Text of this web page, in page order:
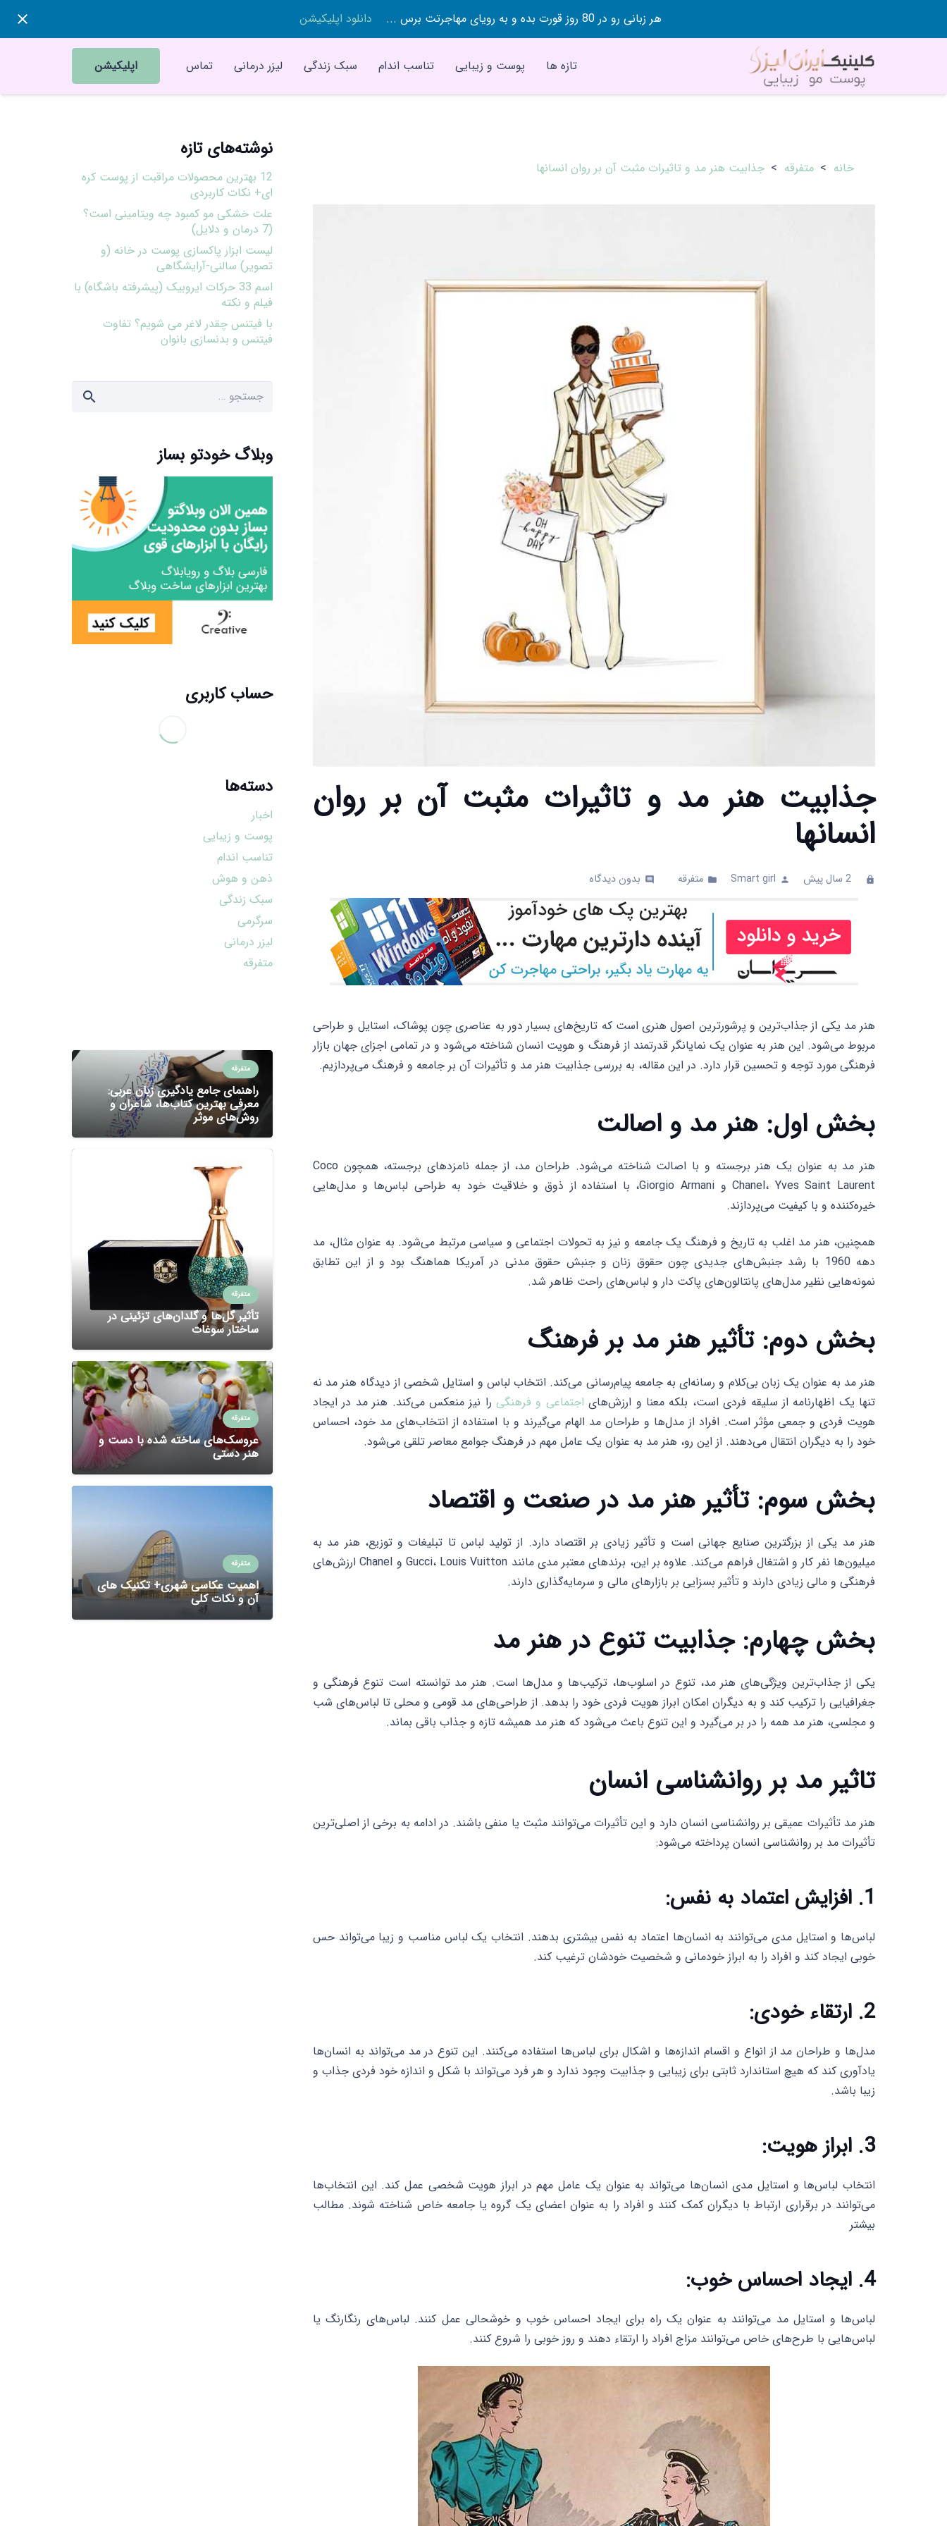
هر زبانی رو در 80 روز قورت بده و به رویای مهاجرتت برس ... دانلود اپلیکیشن
تازه ها پوست و زیبایی تناسب اندام سبک زندگی لیزر درمانی تماس اپلیکیشن
خانه > متفرقه > جذابیت هنر مد و تاثیرات مثبت آن بر روان انسانها
جذابیت هنر مد و تاثیرات مثبت آن بر روان
انسانها
clock 2 سال پیش person
Smart girl
folder متفرقه comments بدون دیدگاه
هنر مد یکی از جذاب‌ترین و پرشورترین اصول هنری است که تاریخ‌های بسیار دور به عناصری چون پوشاک، استایل و طراحی
مربوط می‌شود. این هنر به عنوان یک نمایانگر قدرتمند از فرهنگ و هویت انسان شناخته می‌شود و در تمامی اجزای جهان بازار
فرهنگی مورد توجه و تحسین قرار دارد. در این مقاله، به بررسی جذابیت هنر مد و تأثیرات آن بر جامعه و فرهنگ می‌پردازیم.
بخش اول: هنر مد و اصالت
هنر مد به عنوان یک هنر برجسته و با اصالت شناخته می‌شود. طراحان مد، از جمله نامزدهای برجسته، همچون Coco
Chanel، Yves Saint Laurent و Giorgio Armani، با استفاده از ذوق و خلاقیت خود به طراحی لباس‌ها و مدل‌هایی
خیره‌کننده و با کیفیت می‌پردازند.
همچنین، هنر مد اغلب به تاریخ و فرهنگ یک جامعه و نیز به تحولات اجتماعی و سیاسی مرتبط می‌شود. به عنوان مثال، مد
دهه 1960 با رشد جنبش‌های جدیدی چون حقوق زنان و جنبش حقوق مدنی در آمریکا هماهنگ بود و از این تطابق
نمونه‌هایی نظیر مدل‌های پانتالون‌های پاکت دار و لباس‌های راحت ظاهر شد.
بخش دوم: تأثیر هنر مد بر فرهنگ
هنر مد به عنوان یک زبان بی‌کلام و رسانه‌ای به جامعه پیام‌رسانی می‌کند. انتخاب لباس و استایل شخصی از دیدگاه هنر مد نه
تنها یک اظهارنامه از سلیقه فردی است، بلکه معنا و ارزش‌هایاجتماعی و فرهنگیرا نیز منعکس می‌کند. هنر مد در ایجاد
هویت فردی و جمعی مؤثر است. افراد از مدل‌ها و طراحان مد الهام می‌گیرند و با استفاده از انتخاب‌های مد خود، احساس
خود را به دیگران انتقال می‌دهند. از این رو، هنر مد به عنوان یک عامل مهم در فرهنگ جوامع معاصر تلقی می‌شود.
بخش سوم: تأثیر هنر مد در صنعت و اقتصاد
هنر مد یکی از بزرگترین صنایع جهانی است و تأثیر زیادی بر اقتصاد دارد. از تولید لباس تا تبلیغات و توزیع، هنر مد به
میلیون‌ها نفر کار و اشتغال فراهم می‌کند. علاوه بر این، برندهای معتبر مدی مانند Gucci، Louis Vuitton و Chanel ارزش‌های
فرهنگی و مالی زیادی دارند و تأثیر بسزایی بر بازارهای مالی و سرمایه‌گذاری دارند.
بخش چهارم: جذابیت تنوع در هنر مد
یکی از جذاب‌ترین ویژگی‌های هنر مد، تنوع در اسلوب‌ها، ترکیب‌ها و مدل‌ها است. هنر مد توانسته است تنوع فرهنگی و
جغرافیایی را ترکیب کند و به دیگران امکان ابراز هویت فردی خود را بدهد. از طراحی‌های مد قومی و محلی تا لباس‌های شب
و مجلسی، هنر مد همه را در بر می‌گیرد و این تنوع باعث می‌شود که هنر مد همیشه تازه و جذاب باقی بماند.
تاثیر مد بر روانشناسی انسان
هنر مد تأثیرات عمیقی بر روانشناسی انسان دارد و این تأثیرات می‌توانند مثبت یا منفی باشند. در ادامه به برخی از اصلی‌ترین
تأثیرات مد بر روانشناسی انسان پرداخته می‌شود:
1. افزایش اعتماد به نفس:
لباس‌ها و استایل مدی می‌توانند به انسان‌ها اعتماد به نفس بیشتری بدهند. انتخاب یک لباس مناسب و زیبا می‌تواند حس
خوبی ایجاد کند و افراد را به ابراز خودمانی و شخصیت خودشان ترغیب کند.
2. ارتقاء خودی:
مدل‌ها و طراحان مد از انواع و اقسام اندازه‌ها و اشکال برای لباس‌ها استفاده می‌کنند. این تنوع در مد می‌تواند به انسان‌ها
یادآوری کند که هیچ استاندارد ثابتی برای زیبایی و جذابیت وجود ندارد و هر فرد می‌تواند با شکل و اندازه خود فردی جذاب و
زیبا باشد.
3. ابراز هویت:
انتخاب لباس‌ها و استایل مدی انسان‌ها می‌تواند به عنوان یک عامل مهم در ابراز هویت شخصی عمل کند. این انتخاب‌ها
می‌توانند در برقراری ارتباط با دیگران کمک کنند و افراد را به عنوان اعضای یک گروه یا جامعه خاص شناخته شوند. مطالب
بیشتر
4. ایجاد احساس خوب:
لباس‌ها و استایل مد می‌توانند به عنوان یک راه برای ایجاد احساس خوب و خوشحالی عمل کنند. لباس‌های رنگارنگ یا
لباس‌هایی با طرح‌های خاص می‌توانند مزاج افراد را ارتقاء دهند و روز خوبی را شروع کنند.
نوشته‌های تازه
12 بهترین محصولات مراقبت از پوست کره
ای+ نکات کاربردی
علت خشکی مو کمبود چه ویتامینی است؟
(7 درمان و دلایل)
لیست ابزار پاکسازی پوست در خانه (و
تصویر) سالنی-آرایشگاهی
اسم 33 حرکات ایروبیک (پیشرفته باشگاه) با
فیلم و نکته
با فیتنس چقدر لاغر می شویم؟ تفاوت
فیتنس و بدنسازی بانوان
جستجو
وبلاگ خودتو بساز
حساب کاربری
دسته‌ها
اخبار
پوست و زیبایی
تناسب اندام
ذهن و هوش
سبک زندگی
سرگرمی
لیزر درمانی
متفرقه
متفرقه
راهنمای جامع یادگیری زبان عربی:
معرفی بهترین کتاب‌ها، شاعران و
روش‌های موثر
متفرقه
تأثیر گل‌ها و گلدان‌های تزئینی در
ساختار سوغات
متفرقه
عروسک‌های ساخته شده با دست و
هنر دستی
متفرقه
اهمیت عکاسی شهری+ تکنیک های
آن و نکات کلی